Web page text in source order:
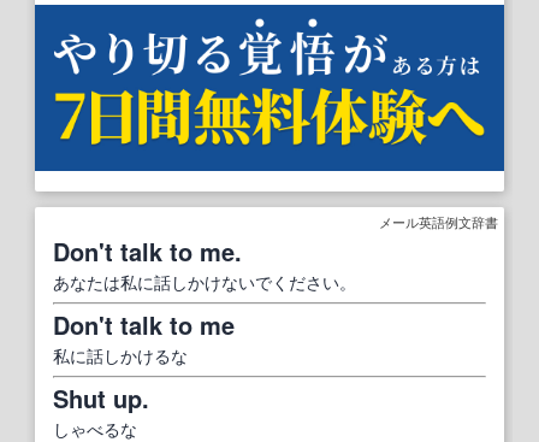
メール英語例文辞書
Don't talk to me.
あなたは私に話しかけないでください。
Don't talk to me
私に話しかけるな
Shut up.
しゃべるな